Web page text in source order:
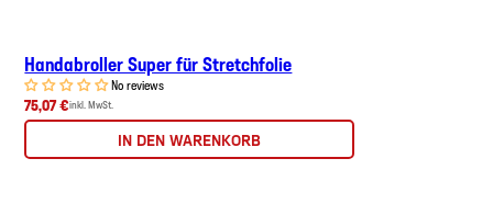
Handabroller Super für Stretchfolie
No reviews
75,07 €inkl. MwSt.
IN DEN WARENKORB